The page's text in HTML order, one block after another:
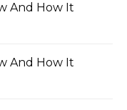
And How It
And How It